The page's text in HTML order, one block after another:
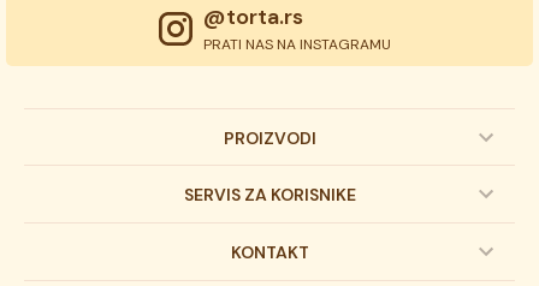
@torta.rs
PRATI NAS NA INSTAGRAMU
PROIZVODI
Dečije torte
Svadbene torte
SERVIS ZA KORISNIKE
Prijava na newsletter
KONTAKT